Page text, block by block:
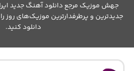
جهش موزیک مرجع دانلود آهنگ جدید
جدیدترین و پرطرفدارترین موزیک‌های روز
دانلود کنید.